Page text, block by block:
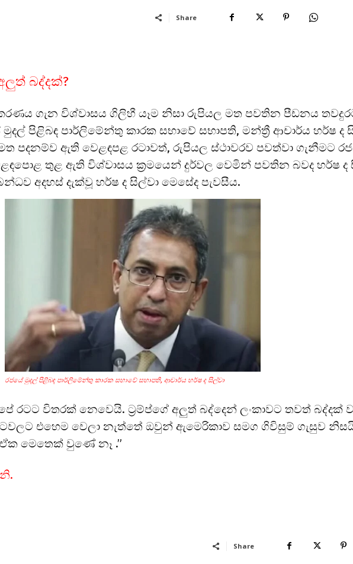
Share
බද්දක්?
ගැන විශ්වාසය ගිලිහී යෑම නිසා රුපියල මත පවතින පීඩනය
පිළිබඳ පාර්ලිමේන්තු කාරක සභාවේ සභාපති, මන්ත්‍රී ආචාර්ය හර්ෂ ද
පදනම්ව ඇති වෙළඳපළ රටාවත්, රුපියල ස්ථාවරව පවත්වා ගැනීමට
තුළ ඇති විශ්වාසය ක්‍රමයෙන් දුර්වල වෙමින් පවතින බවද හර්ෂ ද
අදහස් දැක්වූ හර්ෂ ද සිල්වා මෙසේද පැවසීය.
රජයේ මුදල් පිළිබඳ පාර්ලිමේන්තු කාරක සභාවේ සභාපති, ආචාර්ය හර්ෂ ද සිල්වා
රටට විතරක් නෙවෙයි. ට්‍රම්ප්ගේ අලුත් බද්දෙන් ලංකාවට තවත් බද්දක්
එහෙම වෙලා නැත්තේ ඔවුන් ඇමෙරිකාව සමග ගිවිසුම් ගැසුව
මෙතෙක් වුණේ නෑ .”
Share